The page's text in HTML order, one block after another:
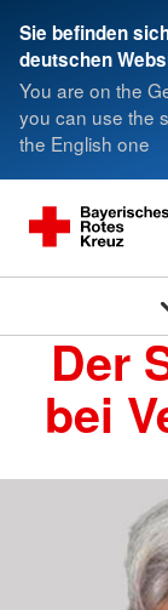
Sie befinden
deutschen
You are on the
you can use the
the English one
Der
bei